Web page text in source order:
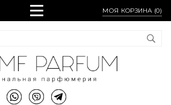
МОЯ КОРЗИНА (0)